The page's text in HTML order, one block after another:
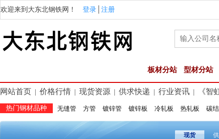
欢迎来到大东北钢铁网！ 登录 注册
板材分站 型材分站
网站首页 价格行情 现货资源 供求快递 行业资讯 《智
热门钢材品种 无缝管 方管 镀锌管 镀锌板 冷轧板 热轧板 碳
现货